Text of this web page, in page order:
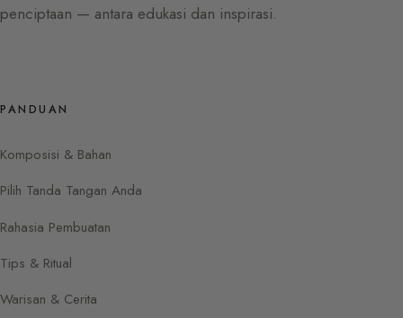
penciptaan — antara edukasi dan inspirasi.
PANDUAN
Komposisi & Bahan
Pilih Tanda Tangan Anda
Rahasia Pembuatan
Tips & Ritual
Warisan & Cerita